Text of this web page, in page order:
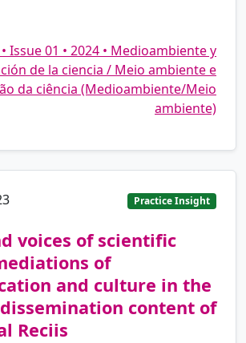
Issue 01 • 2024 • Medioambiente y
de la ciencia / Meio ambiente e
da ciência (Medioambiente/Meio
ambiente)
Practice Insight
voices of scientific
of
and culture in the
content of
Reciis